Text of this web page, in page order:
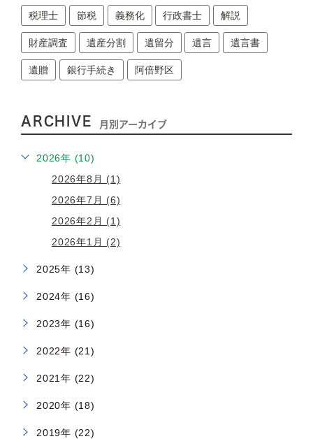
税理士 節税 義務化 行政書士 解説
財産調査 遺産分割 遺留分 遺言 遺言書
遺贈 銀行手続き 阿倍野区
ARCHIVE 月別アーカイブ
2026年 (10)
2026年8月 (1)
2026年7月 (6)
2026年2月 (1)
2026年1月 (2)
2025年 (13)
2024年 (16)
2023年 (16)
2022年 (21)
2021年 (22)
2020年 (18)
2019年 (22)